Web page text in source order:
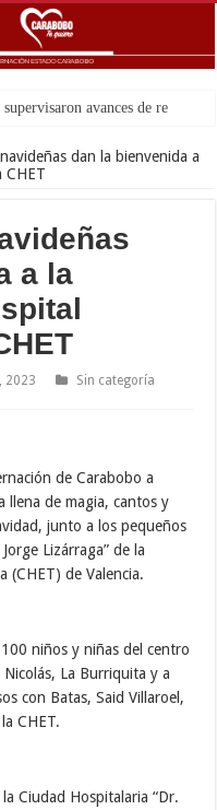
dan la bienvenida a
CHET
a la
2023
Sin categoría
de Carabobo a
llena de magia, cantos y
junto a los pequeños
Lizárraga” de la
(CHET) de Valencia.
niños y niñas del centro
La Burriquita y a
con Batas, Said Villaroel,
CHET.
Ciudad Hospitalaria “Dr.